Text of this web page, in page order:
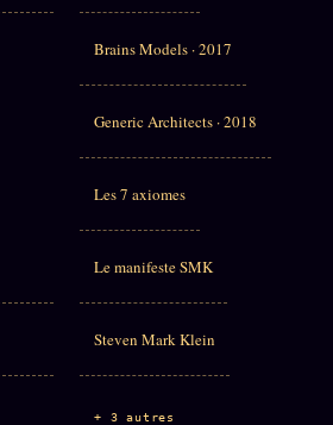
Brains Models · 2017
Generic Architects · 2018
Les 7 axiomes
Le manifeste SMK
Steven Mark Klein
+ 3 autres